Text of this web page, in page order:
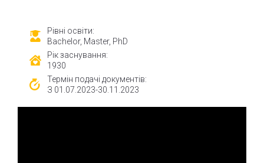
Рівні освіти:
Bachelor, Master, PhD
Рік заснування:
1930
Термін подачі документів:
З 01.07.2023-30.11.2023